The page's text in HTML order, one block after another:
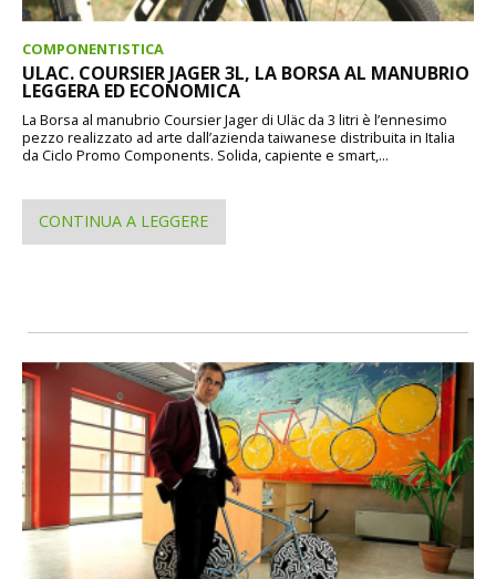
COMPONENTISTICA
ULAC. COURSIER JAGER 3L, LA BORSA AL MANUBRIO
LEGGERA ED ECONOMICA
La Borsa al manubrio Coursier Jager di Uläc da 3 litri è l’ennesimo
pezzo realizzato ad arte dall’azienda taiwanese distribuita in Italia
da Ciclo Promo Components. Solida, capiente e smart,...
CONTINUA A LEGGERE